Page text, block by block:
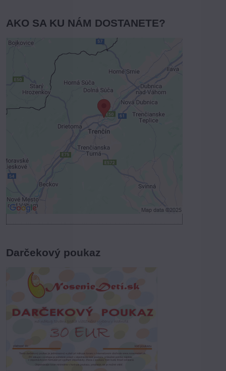
AKO SA KU NÁM DOSTANETE?
Externý obsah je blokovaný
Voľbami súkromia
Prajete si načítať externý obsah?
Povoliť tentokrát
Povoliť a zapamätať - súhlas s druhom
cookie: Funkčné
Darčekový poukaz